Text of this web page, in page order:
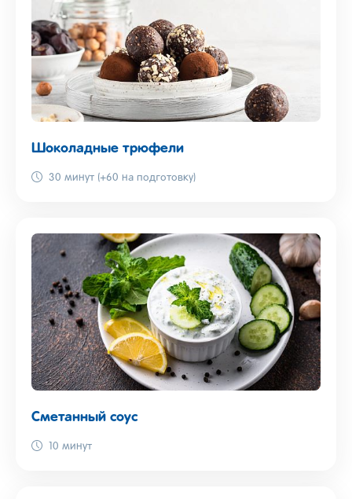
Шоколадные трюфели
30 минут (+60 на подготовку)
Сметанный соус
10 минут